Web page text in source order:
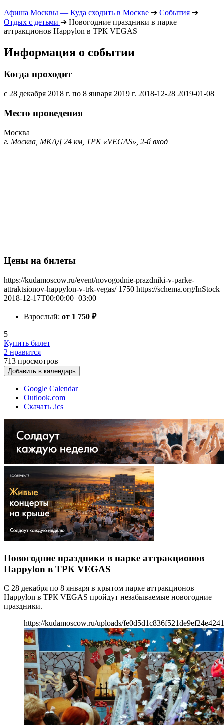
Афиша Москвы — Куда сходить в Москве ➔ События ➔
Отдых с детьми ➔ Новогодние праздники в парке
аттракционов Happylon в ТРК VEGAS
Информация о событии
Когда проходит
с 28 декабря 2018 г. по 8 января 2019 г. 2018-12-28 2019-01-08
Место проведения
Москва
г. Москва, МКАД 24 км, ТРК «VEGAS», 2-й вход
Цены на билеты
https://kudamoscow.ru/event/novogodnie-prazdniki-v-parke-
attraktsionov-happylon-v-trk-vegas/ 1750 https://schema.org/InStock
2018-12-17T00:00:00+03:00
Взрослый: от 1 750 ₽
5+
Купить билет
2 нравится
713 просмотров
Добавить в календарь
Google Calendar
Outlook.com
Скачать .ics
Новогодние праздники в парке аттракционов
Happylon в ТРК VEGAS
С 28 декабря по 8 января в крытом парке аттракционов
Happylon в ТРК VEGAS пройдут незабываемые новогодние
праздники.
https://kudamoscow.ru/uploads/